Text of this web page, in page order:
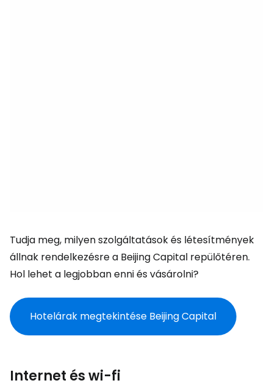
Tudja meg, milyen szolgáltatások és létesítmények
állnak rendelkezésre a Beijing Capital repülőtéren.
Hol lehet a legjobban enni és vásárolni?
Hotelárak megtekintése Beijing Capital
Internet és wi-fi